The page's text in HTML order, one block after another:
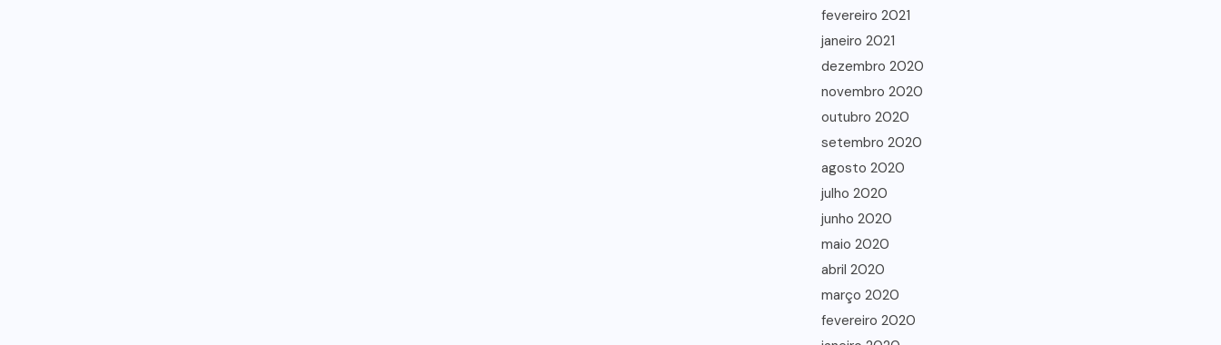
fevereiro 2021
janeiro 2021
dezembro 2020
novembro 2020
outubro 2020
setembro 2020
agosto 2020
julho 2020
junho 2020
maio 2020
abril 2020
março 2020
fevereiro 2020